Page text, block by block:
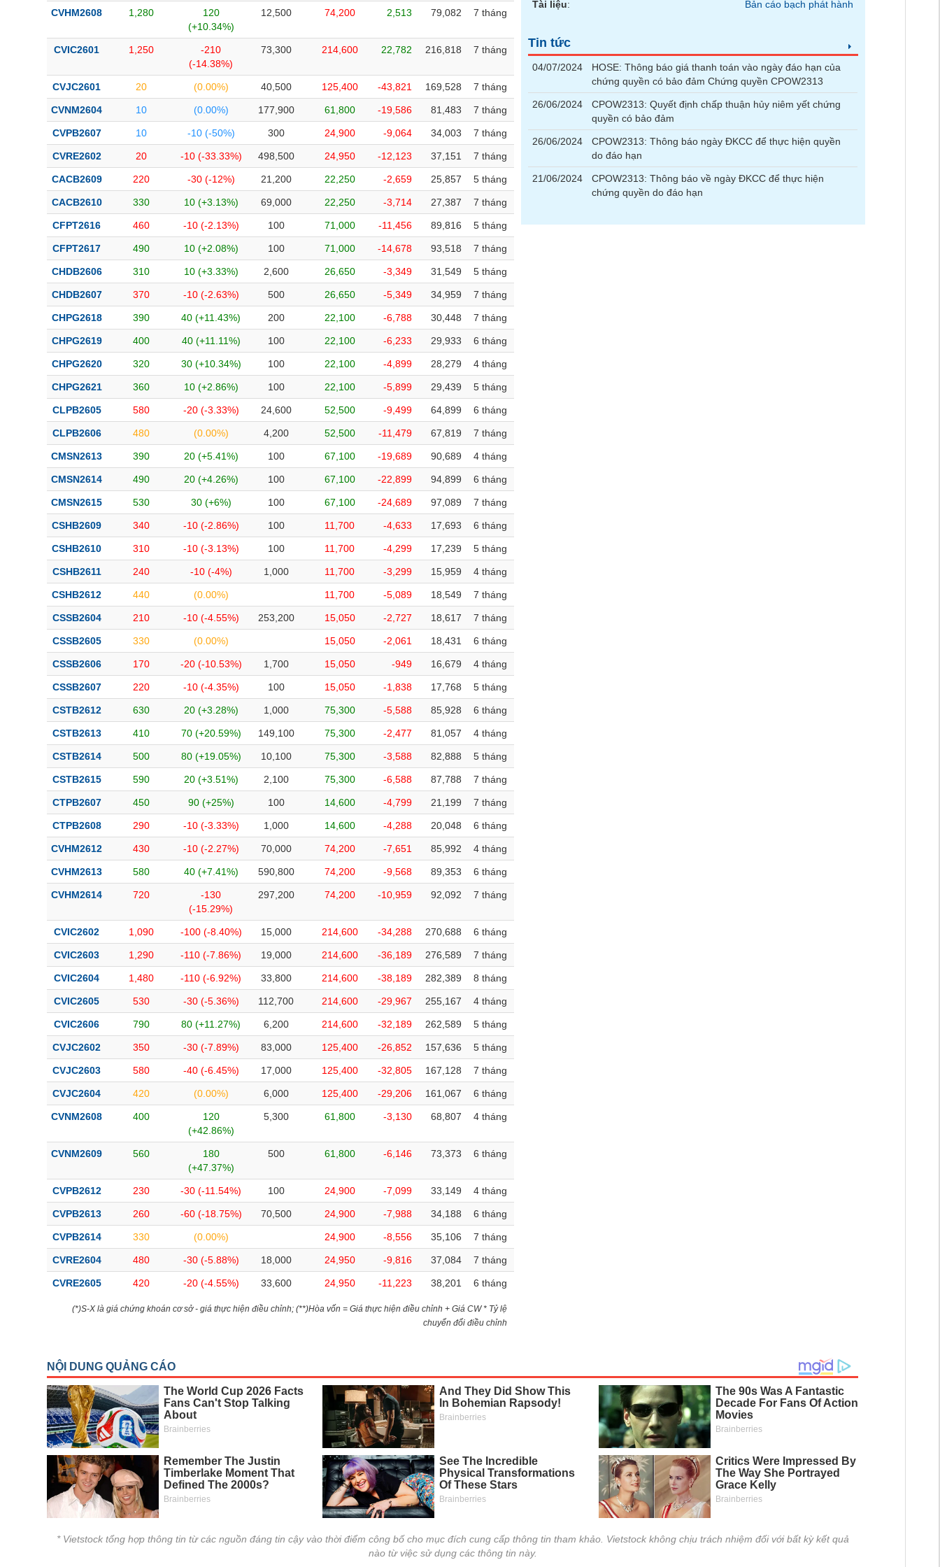
CVHM2608 1,280
120
(+10.34%)
12,500 74,200 2,513 79,082 7 tháng
CVIC2601 1,250
-210
(-14.38%)
73,300 214,600 22,782 216,818 7 tháng
CVJC2601 20 (0.00%) 40,500 125,400 -43,821 169,528 7 tháng
CVNM2604 10 (0.00%) 177,900 61,800 -19,586 81,483 7 tháng
CVPB2607 10 -10 (-50%) 300 24,900 -9,064 34,003 7 tháng
CVRE2602 20 -10 (-33.33%) 498,500 24,950 -12,123 37,151 7 tháng
CACB2609 220 -30 (-12%) 21,200 22,250 -2,659 25,857 5 tháng
CACB2610 330 10 (+3.13%) 69,000 22,250 -3,714 27,387 7 tháng
CFPT2616 460 -10 (-2.13%) 100 71,000 -11,456 89,816 5 tháng
CFPT2617 490 10 (+2.08%) 100 71,000 -14,678 93,518 7 tháng
CHDB2606 310 10 (+3.33%) 2,600 26,650 -3,349 31,549 5 tháng
CHDB2607 370 -10 (-2.63%) 500 26,650 -5,349 34,959 7 tháng
CHPG2618 390 40 (+11.43%) 200 22,100 -6,788 30,448 7 tháng
CHPG2619 400 40 (+11.11%) 100 22,100 -6,233 29,933 6 tháng
CHPG2620 320 30 (+10.34%) 100 22,100 -4,899 28,279 4 tháng
CHPG2621 360 10 (+2.86%) 100 22,100 -5,899 29,439 5 tháng
CLPB2605 580 -20 (-3.33%) 24,600 52,500 -9,499 64,899 6 tháng
CLPB2606 480 (0.00%) 4,200 52,500 -11,479 67,819 7 tháng
CMSN2613 390 20 (+5.41%) 100 67,100 -19,689 90,689 4 tháng
CMSN2614 490 20 (+4.26%) 100 67,100 -22,899 94,899 6 tháng
CMSN2615 530 30 (+6%) 100 67,100 -24,689 97,089 7 tháng
CSHB2609 340 -10 (-2.86%) 100 11,700 -4,633 17,693 6 tháng
CSHB2610 310 -10 (-3.13%) 100 11,700 -4,299 17,239 5 tháng
CSHB2611 240 -10 (-4%) 1,000 11,700 -3,299 15,959 4 tháng
CSHB2612 440 (0.00%) 11,700 -5,089 18,549 7 tháng
CSSB2604 210 -10 (-4.55%) 253,200 15,050 -2,727 18,617 7 tháng
CSSB2605 330 (0.00%) 15,050 -2,061 18,431 6 tháng
CSSB2606 170 -20 (-10.53%) 1,700 15,050 -949 16,679 4 tháng
CSSB2607 220 -10 (-4.35%) 100 15,050 -1,838 17,768 5 tháng
CSTB2612 630 20 (+3.28%) 1,000 75,300 -5,588 85,928 6 tháng
CSTB2613 410 70 (+20.59%) 149,100 75,300 -2,477 81,057 4 tháng
CSTB2614 500 80 (+19.05%) 10,100 75,300 -3,588 82,888 5 tháng
CSTB2615 590 20 (+3.51%) 2,100 75,300 -6,588 87,788 7 tháng
CTPB2607 450 90 (+25%) 100 14,600 -4,799 21,199 7 tháng
CTPB2608 290 -10 (-3.33%) 1,000 14,600 -4,288 20,048 6 tháng
CVHM2612 430 -10 (-2.27%) 70,000 74,200 -7,651 85,992 4 tháng
CVHM2613 580 40 (+7.41%) 590,800 74,200 -9,568 89,353 6 tháng
CVHM2614 720
-130
(-15.29%)
297,200 74,200 -10,959 92,092 7 tháng
CVIC2602 1,090 -100 (-8.40%) 15,000 214,600 -34,288 270,688 6 tháng
CVIC2603 1,290 -110 (-7.86%) 19,000 214,600 -36,189 276,589 7 tháng
CVIC2604 1,480 -110 (-6.92%) 33,800 214,600 -38,189 282,389 8 tháng
CVIC2605 530 -30 (-5.36%) 112,700 214,600 -29,967 255,167 4 tháng
CVIC2606 790 80 (+11.27%) 6,200 214,600 -32,189 262,589 5 tháng
CVJC2602 350 -30 (-7.89%) 83,000 125,400 -26,852 157,636 5 tháng
CVJC2603 580 -40 (-6.45%) 17,000 125,400 -32,805 167,128 7 tháng
CVJC2604 420 (0.00%) 6,000 125,400 -29,206 161,067 6 tháng
CVNM2608 400
120
(+42.86%)
5,300 61,800 -3,130 68,807 4 tháng
CVNM2609 560
180
(+47.37%)
500 61,800 -6,146 73,373 6 tháng
CVPB2612 230 -30 (-11.54%) 100 24,900 -7,099 33,149 4 tháng
CVPB2613 260 -60 (-18.75%) 70,500 24,900 -7,988 34,188 6 tháng
CVPB2614 330 (0.00%) 24,900 -8,556 35,106 7 tháng
CVRE2604 480 -30 (-5.88%) 18,000 24,950 -9,816 37,084 7 tháng
CVRE2605 420 -20 (-4.55%) 33,600 24,950 -11,223 38,201 6 tháng
(*)S-X là giá chứng khoán cơ sở - giá thực hiện điều chỉnh; (**)Hòa vốn = Giá thực hiện điều chỉnh + Giá CW * Tỷ lệ
chuyển đổi điều chỉnh
Tài liệu: Bản cáo bạch phát hành
Tin tức
04/07/2024
HOSE: Thông báo giá thanh toán vào ngày đáo hạn của
chứng quyền có bảo đảm Chứng quyền CPOW2313
26/06/2024
CPOW2313: Quyết định chấp thuận hủy niêm yết chứng
quyền có bảo đảm
26/06/2024
CPOW2313: Thông báo ngày ĐKCC để thực hiện quyền
do đáo hạn
21/06/2024
CPOW2313: Thông báo về ngày ĐKCC để thực hiện
chứng quyền do đáo hạn
* Vietstock tổng hợp thông tin từ các nguồn đáng tin cậy vào thời điểm công bố cho mục đích cung cấp thông tin tham khảo. Vietstock không chịu trách nhiệm đối với bất kỳ kết quả
nào từ việc sử dụng các thông tin này.
Bài viết của tác giả(-)
Báo cáo phân tích (-)
Thuật ngữ(-)
Dịch vụ(-)
Đào tạo
Sách tài chính
Công cụ đầu tư
Truyền thông tài chính
Dữ liệu tài chính